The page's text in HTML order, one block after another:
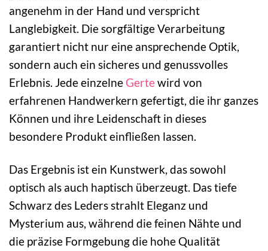
angenehm in der Hand und verspricht
Langlebigkeit. Die sorgfältige Verarbeitung
garantiert nicht nur eine ansprechende Optik,
sondern auch ein sicheres und genussvolles
Erlebnis. Jede einzelne Gertewird von
erfahrenen Handwerkern gefertigt, die ihr ganzes
Können und ihre Leidenschaft in dieses
besondere Produkt einfließen lassen.
Das Ergebnis ist ein Kunstwerk, das sowohl
optisch als auch haptisch überzeugt. Das tiefe
Schwarz des Leders strahlt Eleganz und
Mysterium aus, während die feinen Nähte und
die präzise Formgebung die hohe Qualität